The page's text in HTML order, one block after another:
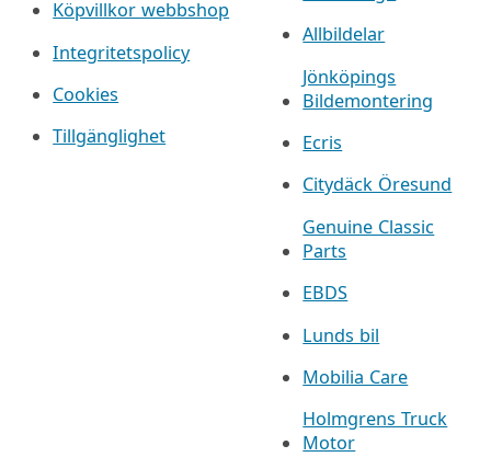
Köpvillkor webbshop
Integritetspolicy
Cookies
Tillgänglighet
Allbildelar
Jönköpings
Bildemontering
Ecris
Citydäck Öresund
Genuine Classic
Parts
EBDS
Lunds bil
Mobilia Care
Holmgrens Truck
Motor